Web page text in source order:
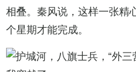
相叠。秦风说，这样一张精
个星期才能完成。